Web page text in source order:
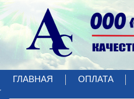
ГЛАВНАЯ ОПЛАТА